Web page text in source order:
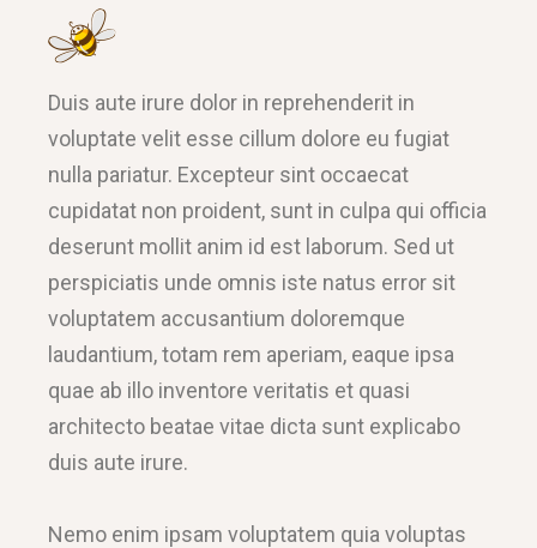
Duis aute irure dolor in reprehenderit in
voluptate velit esse cillum dolore eu fugiat
nulla pariatur. Excepteur sint occaecat
cupidatat non proident, sunt in culpa qui officia
deserunt mollit anim id est laborum. Sed ut
perspiciatis unde omnis iste natus error sit
voluptatem accusantium doloremque
laudantium, totam rem aperiam, eaque ipsa
quae ab illo inventore veritatis et quasi
architecto beatae vitae dicta sunt explicabo
duis aute irure.
Nemo enim ipsam voluptatem quia voluptas